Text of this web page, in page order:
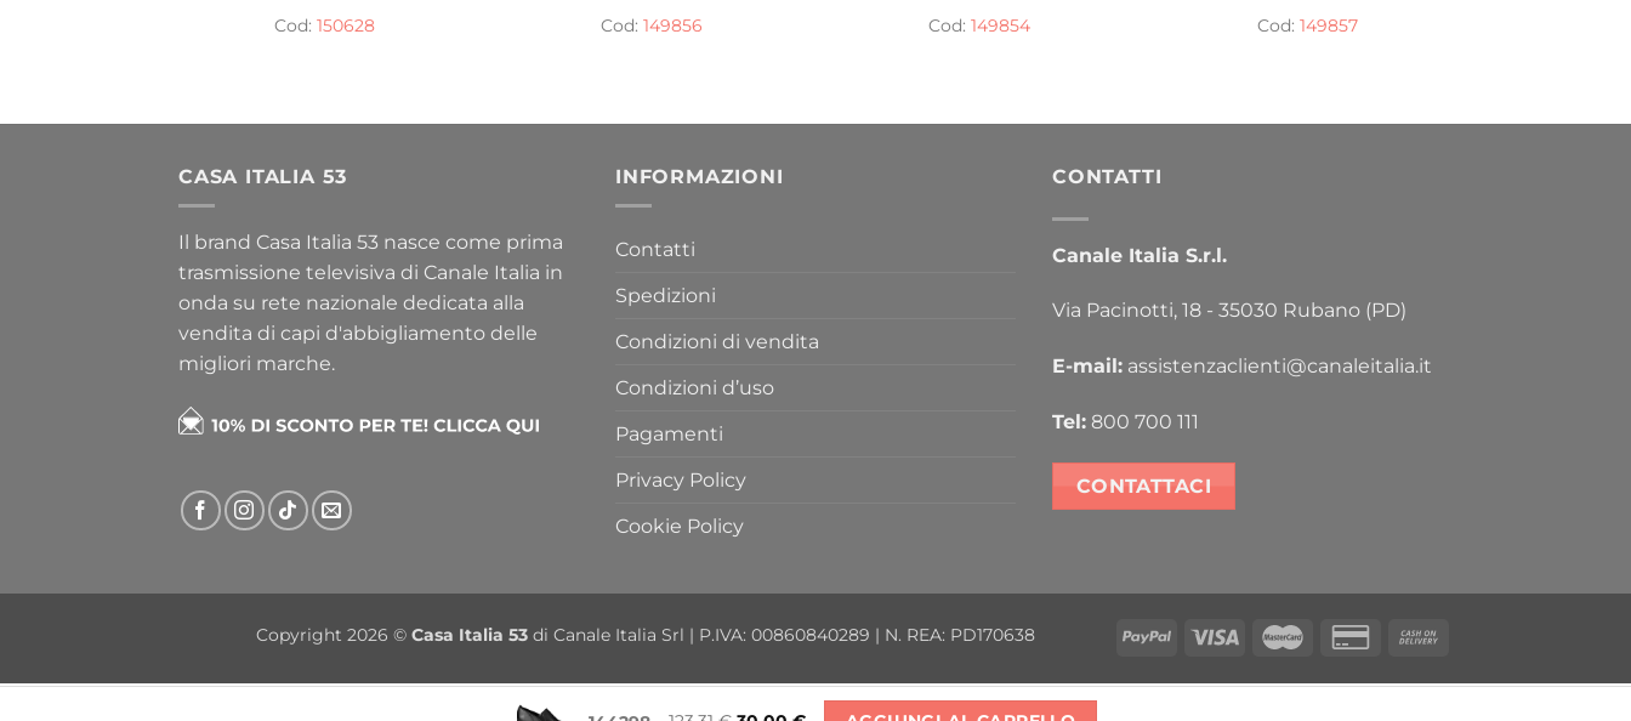
Cod: 150628
Cod: 149856
Cod: 149854
Cod: 149857
CASA ITALIA 53
Il brand Casa Italia 53 nasce come prima
trasmissione televisiva di Canale Italia in
onda su rete nazionale dedicata alla
vendita di capi d'abbigliamento delle
migliori marche.
INFORMAZIONI
Contatti
Spedizioni
Condizioni di vendita
Condizioni d’uso
Pagamenti
Privacy Policy
Cookie Policy
CONTATTI
Canale Italia S.r.l.
Via Pacinotti, 18 - 35030 Rubano (PD)
E-mail: assistenzaclienti@canaleitalia.it
Tel: 800 700 111
CONTATTACI
PayPal Visa MasterCardCredit
2
Delivery
Copyright 2026 © Casa Italia 53 di Canale Italia Srl | P.IVA: 00860840289 | N. REA: PD170638